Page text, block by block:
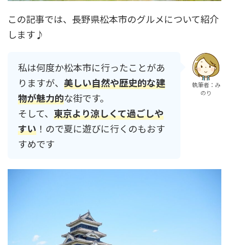
この記事では、長野県松本市のグルメについて紹介
します♪
私は何度か松本市に行ったことがあ
りますが、 美しい自然や歴史的な建
物が魅力的な街です。
そして、 東京より涼しくて過ごしや
すい ！ので夏に遊びに行くのもおす
すめです
執筆者：み
のり